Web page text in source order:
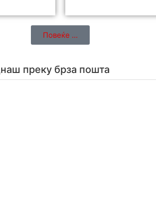
Повеќе ...
преку брза пошта